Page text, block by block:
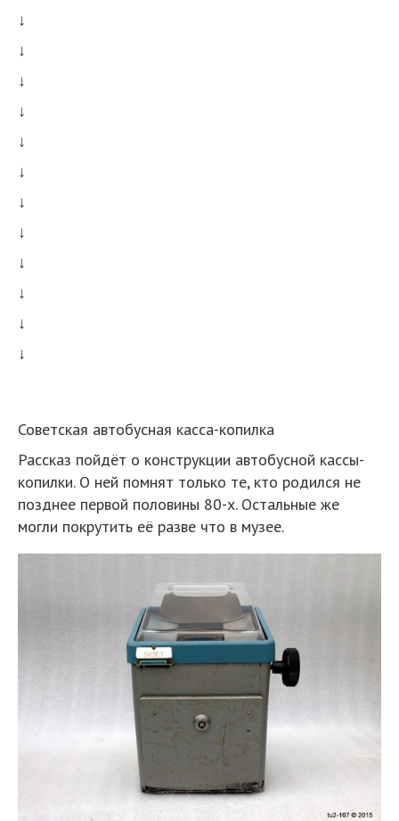
↓
↓
↓
↓
↓
↓
↓
↓
↓
↓
↓
↓
Советская автобусная касса-копилка
Рассказ пойдёт о конструкции автобусной кассы-
копилки. О ней помнят только те, кто родился не
позднее первой половины 80-х. Остальные же
могли покрутить её разве что в музее.